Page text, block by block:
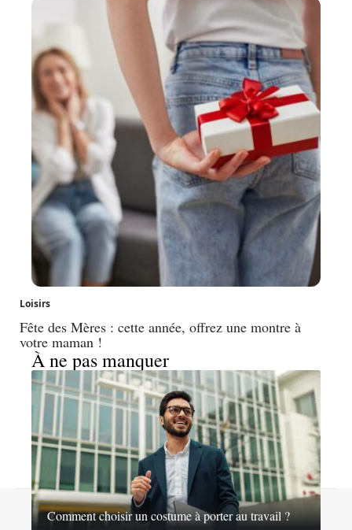
Loisirs
Fête des Mères : cette année, offrez une montre à
votre maman !
À ne pas manquer
Comment choisir un costume à porter au travail ?
Contact Mentions légales Sitemap